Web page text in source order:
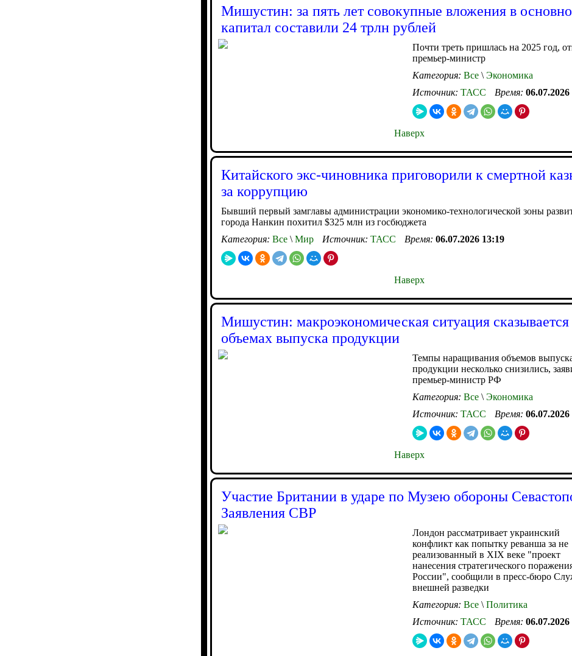
Мишустин: за пять лет совокупные вложения в
капитал составили 24 трлн рублей
Почти треть пришлась на 2025 год,
премьер-министр
Категория: Все \ Экономика
Источник: ТАСС Время:
Наверх
Китайского экс-чиновника приговорили к смертной
за коррупцию
Бывший первый замглавы администрации экономико-технологической зоны
города Нанкин похитил $325 млн из госбюджета
Категория: Все \ Мир Источник: ТАСС Время: 06.07.2026 13:19
Наверх
Мишустин: макроэкономическая ситуация сказывается
объемах выпуска продукции
Темпы наращивания объемов
продукции несколько снизились,
премьер-министр РФ
Категория: Все \ Экономика
Источник: ТАСС Время:
Наверх
Участие Британии в ударе по Музею обороны
Заявления СВР
Лондон рассматривает украинский
конфликт как попытку реванша за не
реализованный в XIX веке "проект
нанесения стратегического
России", сообщили в пресс-бюро
внешней разведки
Категория: Все \ Политика
Источник: ТАСС Время: